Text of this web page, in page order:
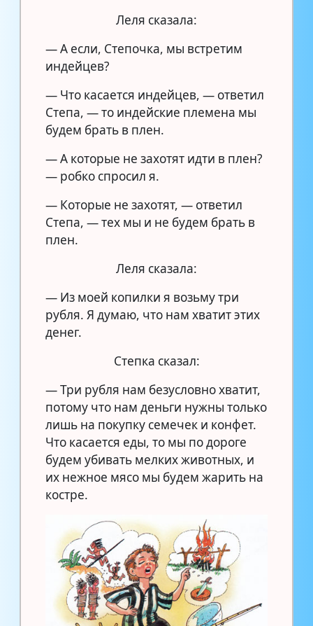
Леля сказала:
— А если, Степочка, мы встретим
индейцев?
— Что касается индейцев, — ответил
Степа, — то индейские племена мы
будем брать в плен.
— А которые не захотят идти в плен?
— робко спросил я.
— Которые не захотят, — ответил
Степа, — тех мы и не будем брать в
плен.
Леля сказала:
— Из моей копилки я возьму три
рубля. Я думаю, что нам хватит этих
денег.
Степка сказал:
— Три рубля нам безусловно хватит,
потому что нам деньги нужны только
лишь на покупку семечек и конфет.
Что касается еды, то мы по дороге
будем убивать мелких животных, и
их нежное мясо мы будем жарить на
костре.